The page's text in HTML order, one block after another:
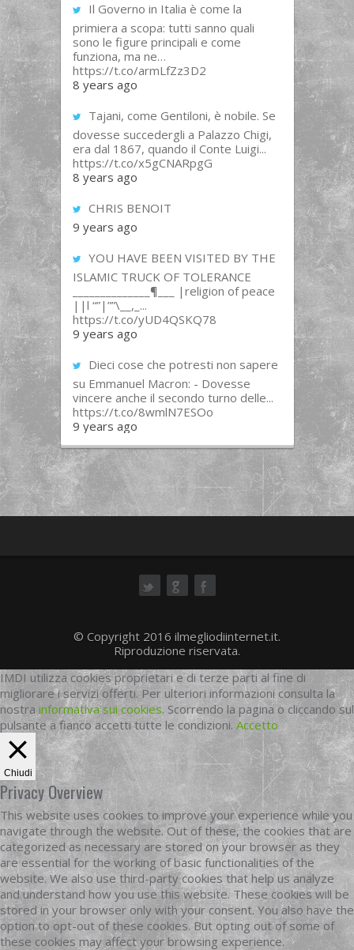
Il Governo in Italia è come la
primiera a scopa: tutti sanno quali
sono le figure principali e come
funziona, ma ne…
https://t.co/armLfZz3D2
8 years ago
Tajani, come Gentiloni, è nobile. Se
dovesse succedergli a Palazzo Chigi,
era dal 1867, quando il Conte Luigi...
https://t.co/x5gCNARpgG
8 years ago
CHRIS BENOIT
9 years ago
YOU HAVE BEEN VISITED BY THE
ISLAMIC TRUCK OF TOLERANCE
______________¶___ |religion of peace
||l “”|””\__,_...
https://t.co/yUD4QSKQ78
9 years ago
Dieci cose che potresti non sapere
su Emmanuel Macron: - Dovesse
vincere anche il secondo turno delle...
https://t.co/8wmlN7ESOo
9 years ago
© Copyright 2016 ilmegliodiinternet.it.
Riproduzione riservata.
IMDI utilizza cookies proprietari e di terze parti al fine di
migliorare i servizi offerti. Per ulteriori informazioni consulta la
nostra informativa sui cookies. Scorrendo la pagina o cliccando sul
pulsante a fianco accetti tutte le condizioni. Accetto
Chiudi
Privacy Overview
This website uses cookies to improve your experience while you
navigate through the website. Out of these, the cookies that are
categorized as necessary are stored on your browser as they
are essential for the working of basic functionalities of the
website. We also use third-party cookies that help us analyze
and understand how you use this website. These cookies will be
stored in your browser only with your consent. You also have the
option to opt-out of these cookies. But opting out of some of
these cookies may affect your browsing experience.